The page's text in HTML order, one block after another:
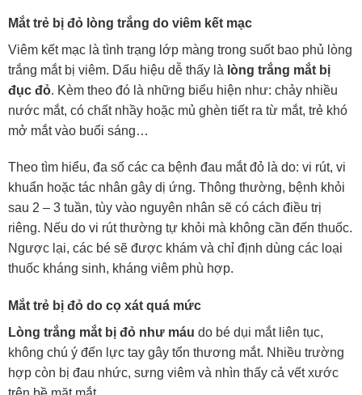
Mắt trẻ bị đỏ lòng trắng do viêm kết mạc
Viêm kết mạc là tình trạng lớp màng trong suốt bao phủ lòng
trắng mắt bị viêm. Dấu hiệu dễ thấy là lòng trắng mắt bị
đục đỏ. Kèm theo đó là những biểu hiện như: chảy nhiều
nước mắt, có chất nhầy hoặc mủ ghèn tiết ra từ mắt, trẻ khó
mở mắt vào buổi sáng…
Theo tìm hiểu, đa số các ca bệnh đau mắt đỏ là do: vi rút, vi
khuẩn hoặc tác nhân gây dị ứng. Thông thường, bệnh khỏi
sau 2 – 3 tuần, tùy vào nguyên nhân sẽ có cách điều trị
riêng. Nếu do vi rút thường tự khỏi mà không cần đến thuốc.
Ngược lại, các bé sẽ được khám và chỉ định dùng các loại
thuốc kháng sinh, kháng viêm phù hợp.
Mắt trẻ bị đỏ do cọ xát quá mức
Lòng trắng mắt bị đỏ như máu do bé dụi mắt liên tục,
không chú ý đến lực tay gây tổn thương mắt. Nhiều trường
hợp còn bị đau nhức, sưng viêm và nhìn thấy cả vết xước